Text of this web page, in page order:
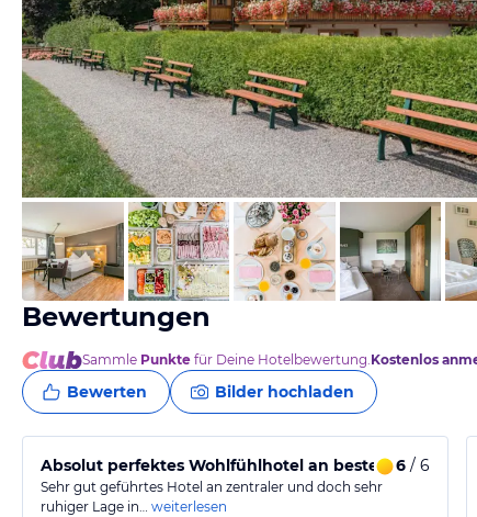
von Booking.com
Bewertungen
Sammle Punkte für Deine Hotelbewertung.Kostenlos
Bewerten Bilder hochladen
Absolut perfektes Wohlfühlhotel an bester Lage
6 / 6
Sehr gut geführtes Hotel an zentraler und doch sehr
ruhiger Lage in… weiterlesen